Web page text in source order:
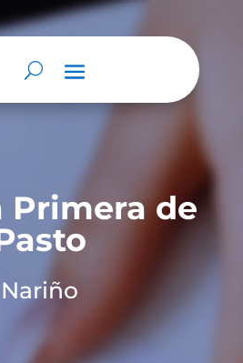
Primera de
Nariño